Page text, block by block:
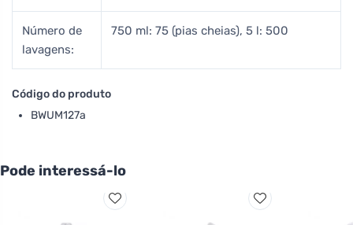
Número de
lavagens:
750 ml: 75 (pias cheias), 5 l: 500
Código do produto
BWUM127a
Pode interessá-lo